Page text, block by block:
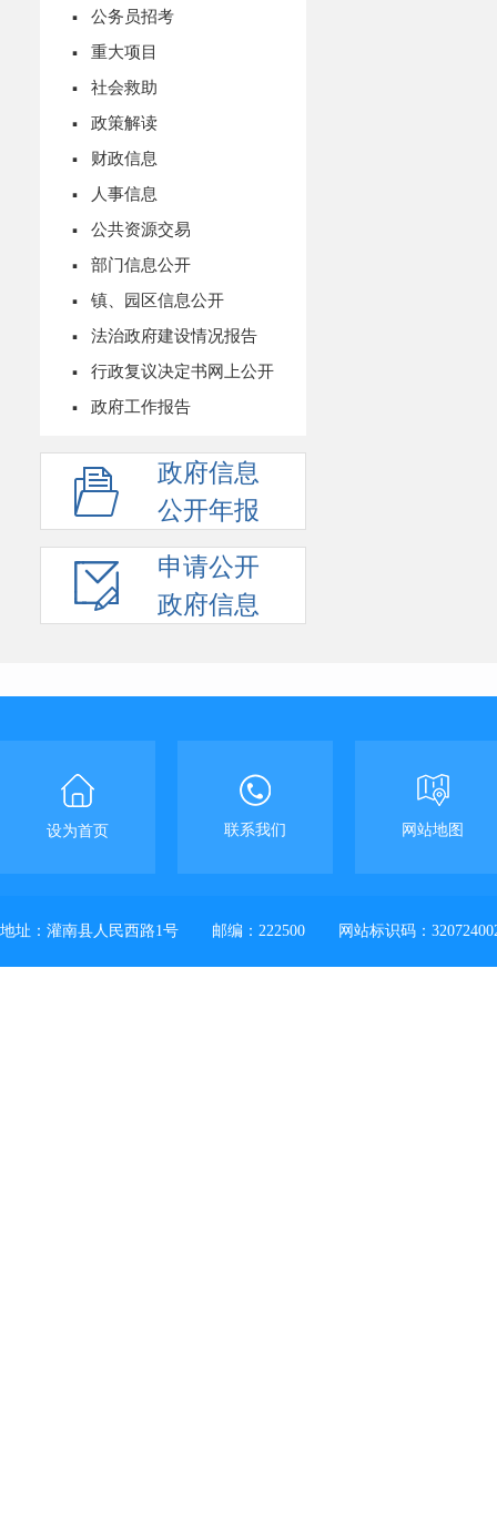
· 公务员招考
· 重大项目
· 社会救助
· 政策解读
· 财政信息
· 人事信息
· 公共资源交易
· 部门信息公开
· 镇、园区信息公开
· 法治政府建设情况报告
· 行政复议决定书网上公开
· 政府工作报告
政府信息
公开年报
申请公开
政府信息
设为首页 联系我们 网站地图
地址：灌南县人民西路1号 邮编：222500 网站标识码：